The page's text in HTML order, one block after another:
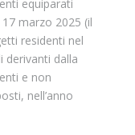
equiparati
marzo 2025 (il
residenti nel
dalla
e non
nell’anno